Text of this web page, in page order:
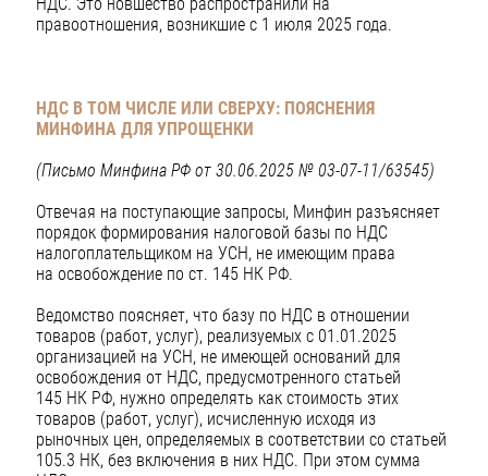
правоотношения, возникшие с 1 июля 2025 года.
НДС В ТОМ ЧИСЛЕ ИЛИ СВЕРХУ: ПОЯСНЕНИЯ
МИНФИНА ДЛЯ УПРОЩЕНКИ
(Письмо Минфина РФ от 30.06.2025 № 03-07-11/63545)
Отвечая на поступающие запросы, Минфин разъясняет
порядок формирования налоговой базы по НДС
налогоплательщиком на УСН, не имеющим права
на освобождение по ст. 145 НК РФ.
Ведомство поясняет, что базу по НДС в отношении
товаров (работ, услуг), реализуемых с 01.01.2025
организацией на УСН, не имеющей оснований для
освобождения от НДС, предусмотренного статьей
145 НК РФ, нужно определять как стоимость этих
товаров (работ, услуг), исчисленную исходя из
рыночных цен, определяемых в соответствии со статьей
105.3 НК, без включения в них НДС. При этом сумма